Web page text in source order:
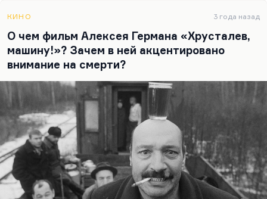
менял там что-то, доводил до совершенства.
Может быть, портил, не знаю. Я смотрел фильм
в…
КИНО 3 года назад
О чем фильм Алексея Германа «Хрусталев,
машину!»? Зачем в ней акцентировано
внимание на смерти?